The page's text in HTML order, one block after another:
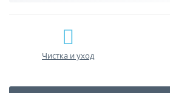
Чистка и уход